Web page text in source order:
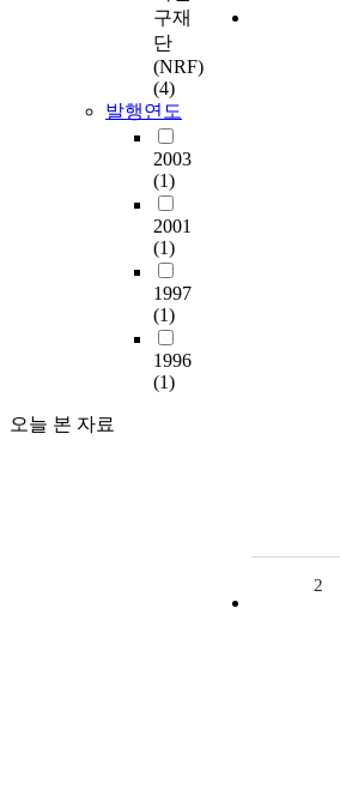
구재
단
(NRF)
(4)
발행연도
2003
(1)
2001
(1)
1997
(1)
1996
(1)
오늘 본 자료
2